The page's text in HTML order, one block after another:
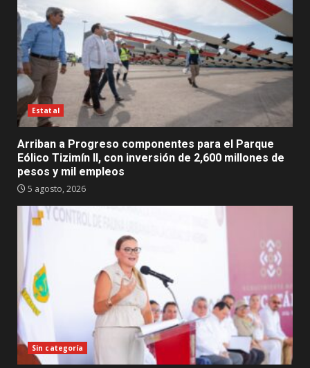
Estatal
Arriban a Progreso componentes para el Parque
Eólico Tizimín II, con inversión de 2,600 millones de
pesos y mil empleos
5 agosto, 2026
Sin categoría